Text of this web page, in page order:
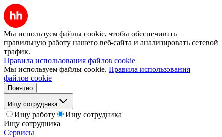
Мы используем файлы cookie, чтобы обеспечивать
правильную работу нашего веб-сайта и анализировать сетевой
трафик.
Правила использования файлов cookie
Мы используем файлы cookie. Правила использования
файлов cookie
Понятно
Ищу сотрудника
Ищу работу
Ищу сотрудника
Ищу сотрудника
Сервисы